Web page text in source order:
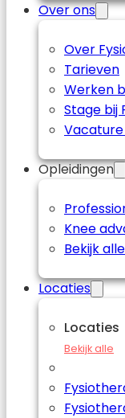
Over ons
Over
Tarieven
Werken
Stage bij
Opleidingen
Knee
Bekijk
Locaties
Locaties
Bekijk alle